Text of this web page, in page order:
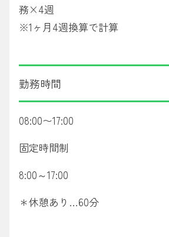
務×4週
※1ヶ月4週換算で計算
勤務時間
08:00〜17:00
固定時間制
8:00～17:00
＊休憩あり…60分